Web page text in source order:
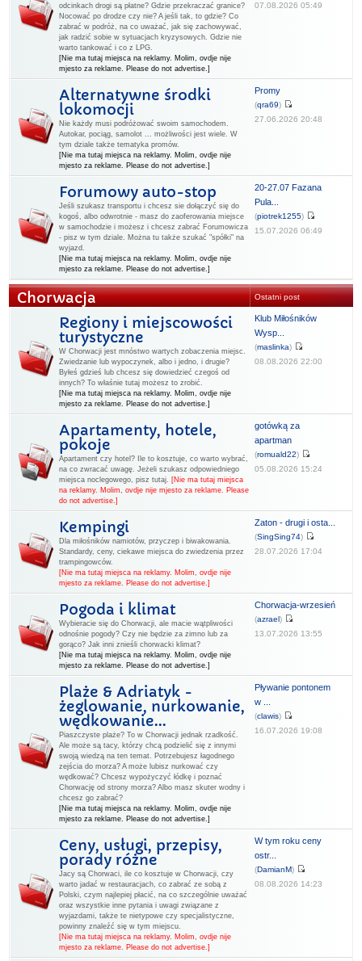
odcinkach drogi są płatne? Gdzie przekraczać granice?
Nocować po drodze czy nie? A jeśli tak, to gdzie? Co
zabrać w podróż, na co uważać, jak się zachowywać,
jak radzić sobie w sytuacjach kryzysowych. Gdzie nie
warto tankować i co z LPG.
[Nie ma tutaj miejsca na reklamy. Molim, ovdje nije
mjesto za reklame. Please do not advertise.]
07.08.2026 05:49
Alternatywne środki
lokomocji
Nie każdy musi podróżować swoim samochodem.
Autokar, pociąg, samolot ... możliwości jest wiele. W
tym dziale także tematyka promów.
[Nie ma tutaj miejsca na reklamy. Molim, ovdje nije
mjesto za reklame. Please do not advertise.]
Promy
(qra69)
27.06.2026 20:48
Forumowy auto-stop
Jeśli szukasz transportu i chcesz sie dołączyć się do
kogoś, albo odwrotnie - masz do zaoferowania miejsce
w samochodzie i możesz i chcesz zabrać Forumowicza
- pisz w tym dziale. Można tu także szukać "spółki" na
wyjazd.
[Nie ma tutaj miejsca na reklamy. Molim, ovdje nije
mjesto za reklame. Please do not advertise.]
20-27.07 Fazana
Pula...
(piotrek1255)
15.07.2026 06:49
Chorwacja Ostatni post
Regiony i miejscowości
turystyczne
W Chorwacji jest mnóstwo wartych zobaczenia miejsc.
Zwiedzanie lub wypoczynek, albo i jedno, i drugie?
Byłeś gdzieś lub chcesz się dowiedzieć czegoś od
innych? To właśnie tutaj możesz to zrobić.
[Nie ma tutaj miejsca na reklamy. Molim, ovdje nije
mjesto za reklame. Please do not advertise.]
Klub Miłośników
Wysp...
(maslinka)
08.08.2026 22:00
Apartamenty, hotele,
pokoje
Apartament czy hotel? Ile to kosztuje, co warto wybrać,
na co zwracać uwagę. Jeżeli szukasz odpowiedniego
miejsca noclegowego, pisz tutaj. [Nie ma tutaj miejsca
na reklamy. Molim, ovdje nije mjesto za reklame. Please
do not advertise.]
gotówką za
apartman
(romuald22)
05.08.2026 15:24
Kempingi
Dla miłośników namiotów, przyczep i biwakowania.
Standardy, ceny, ciekawe miejsca do zwiedzenia przez
trampingowców.
[Nie ma tutaj miejsca na reklamy. Molim, ovdje nije
mjesto za reklame. Please do not advertise.]
Zaton - drugi i osta...
(SingSing74)
28.07.2026 17:04
Pogoda i klimat
Wybieracie się do Chorwacji, ale macie wątpliwości
odnośnie pogody? Czy nie będzie za zimno lub za
gorąco? Jak inni znieśli chorwacki klimat?
[Nie ma tutaj miejsca na reklamy. Molim, ovdje nije
mjesto za reklame. Please do not advertise.]
Chorwacja-wrzesień
(azrael)
13.07.2026 13:55
Plaże & Adriatyk -
żeglowanie, nurkowanie,
wędkowanie...
Piaszczyste plaże? To w Chorwacji jednak rzadkość.
Ale może są tacy, którzy chcą podzielić się z innymi
swoją wiedzą na ten temat. Potrzebujesz łagodnego
zejścia do morza? A może lubisz nurkować czy
wędkować? Chcesz wypożyczyć łódkę i poznać
Chorwację od strony morza? Albo masz skuter wodny i
chcesz go zabrać?
[Nie ma tutaj miejsca na reklamy. Molim, ovdje nije
mjesto za reklame. Please do not advertise.]
Pływanie pontonem
w ...
(clawis)
16.07.2026 19:08
Ceny, usługi, przepisy,
porady różne
Jacy są Chorwaci, ile co kosztuje w Chorwacji, czy
warto jadać w restauracjach, co zabrać ze sobą z
Polski, czym najlepiej płacić, na co szczególnie uważać
oraz wszystkie inne pytania i uwagi związane z
wyjazdami, także te nietypowe czy specjalistyczne,
powinny znaleźć się w tym miejscu.
[Nie ma tutaj miejsca na reklamy. Molim, ovdje nije
mjesto za reklame. Please do not advertise.]
W tym roku ceny
ostr...
(DamianM)
08.08.2026 14:23